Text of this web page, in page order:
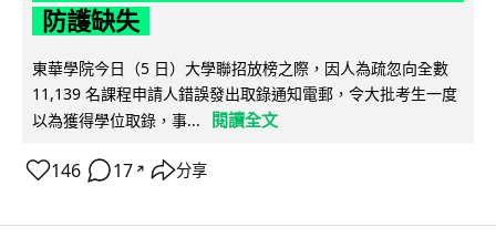
防護缺失
東華學院今日（5 日）大學聯招放榜之際，因人為疏忽向全數
11,139 名課程申請人錯誤發出取錄通知電郵，令大批考生一度
以為獲得學位取錄，事...
閱讀全文
146 17 ↗ 分享